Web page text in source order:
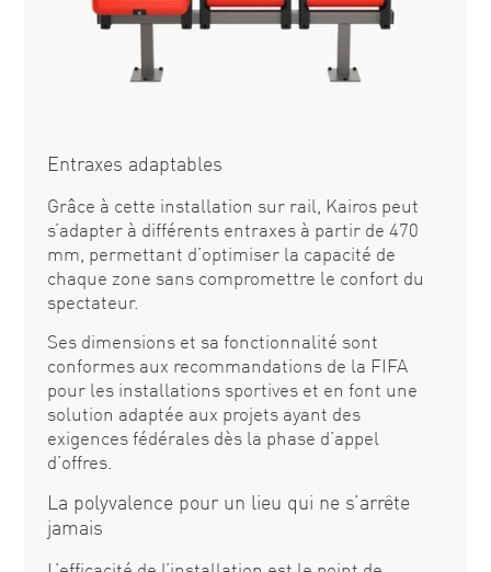
Entraxes adaptables
Grâce à cette installation sur rail, Kairos peut
s’adapter à différents entraxes à partir de 470
mm, permettant d’optimiser la capacité de
chaque zone sans compromettre le confort du
spectateur.
Ses dimensions et sa fonctionnalité sont
conformes aux recommandations de la FIFA
pour les installations sportives et en font une
solution adaptée aux projets ayant des
exigences fédérales dès la phase d’appel
d’offres.
La polyvalence pour un lieu qui ne s’arrête
jamais